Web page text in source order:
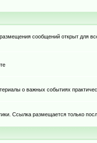
сообщений открыт для
о важных событиях
Ссылка размещается только